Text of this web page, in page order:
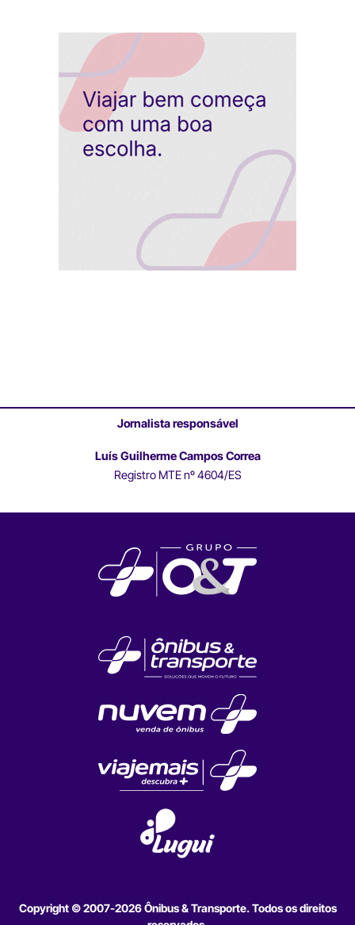
Jornalista responsável
Luís Guilherme Campos Correa
Registro MTE nº 4604/ES
Copyright © 2007-2026 Ônibus & Transporte. Todos os direitos